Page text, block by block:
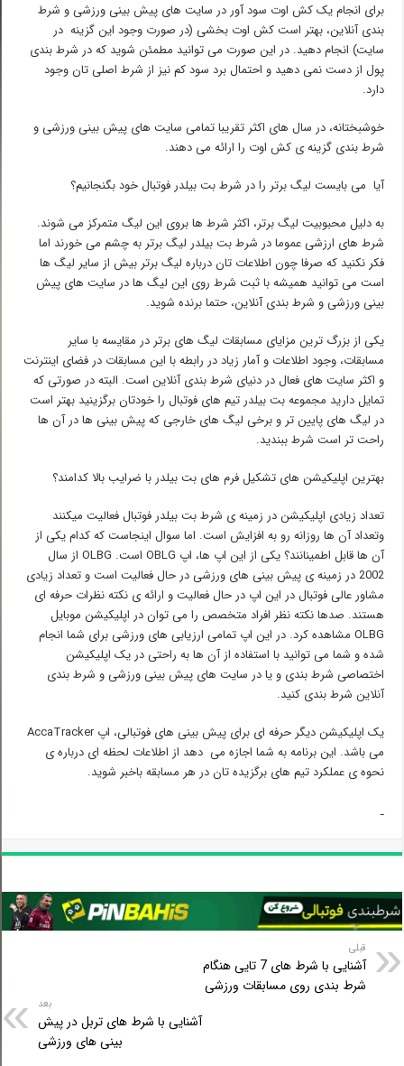
برای انجام یک کش اوت سود آور در سایت های پیش بینی ورزشی و شرط
بندی آنلاین، بهتر است کش اوت بخشی (در صورت وجود این گزینه در
سایت) انجام دهید. در این صورت می توانید مطمئن شوید که در شرط بندی
پول از دست نمی دهید و احتمال برد سود کم نیز از شرط اصلی تان وجود
دارد.
خوشبختانه، در سال های اکثر تقریبا تمامی سایت های پیش بینی ورزشی و
شرط بندی گزینه ی کش اوت را ارائه می دهند.
آیا می بایست لیگ برتر را در شرط بت بیلدر فوتبال خود بگنجانیم؟
به دلیل محبوبیت لیگ برتر، اکثر شرط ها بروی این لیگ متمرکز می شوند.
شرط های ارزشی عموما در شرط بت بیلدر لیگ برتر به چشم می خورند اما
فکر نکنید که صرفا چون اطلاعات تان درباره لیگ برتر بیش از سایر لیگ ها
است می توانید همیشه با ثبت شرط روی این لیگ ها در سایت های پیش
بینی ورزشی و شرط بندی آنلاین، حتما برنده شوید.
یکی از بزرگ ترین مزایای مسابقات لیگ های برتر در مقایسه با سایر
مسابقات، وجود اطلاعات و آمار زیاد در رابطه با این مسابقات در فضای اینترنت
و اکثر سایت های فعال در دنیای شرط بندی آنلاین است. البته در صورتی که
تمایل دارید مجموعه بت بیلدر تیم های فوتبال را خودتان برگزینید بهتر است
در لیگ های پایین تر و برخی لیگ های خارجی که پیش بینی ها در آن ها
راحت تر است شرط ببندید.
بهترین اپلیکیشن های تشکیل فرم های بت بیلدر با ضرایب بالا کدامند؟
تعداد زیادی اپلیکیشن در زمینه ی شرط بت بیلدر فوتبال فعالیت میکنند
وتعداد آن ها روزانه رو به افزایش است. اما سوال اینجاست که کدام یکی از
آن ها قابل اطمینانند؟ یکی از این اپ ها، اپ OBLG است. OLBG از سال
2002 در زمینه ی پیش بینی های ورزشی در حال فعالیت است و تعداد زیادی
مشاور عالی فوتبال در این اپ در حال فعالیت و ارائه ی نکته نظرات حرفه ای
هستند. صدها نکته نظر افراد متخصص را می توان در اپلیکیشن موبایل
OLBG مشاهده کرد. در این اپ تمامی ارزیابی های ورزشی برای شما انجام
شده و شما می توانید با استفاده از آن ها به راحتی در یک اپلیکیشن
اختصاصی شرط بندی و یا در سایت های پیش بینی ورزشی و شرط بندی
آنلاین شرط بندی کنید.
یک اپلیکیشن دیگر حرفه ای برای پیش بینی های فوتبالی، اپ AccaTracker
می باشد. این برنامه به شما اجازه می دهد از اطلاعات لحظه ای درباره ی
نحوه ی عملکرد تیم های برگزیده تان در هر مسابقه باخبر شوید.
قبلی
آشنایی با شرط های 7 تایی هنگام
شرط بندی روی مسابقات ورزشی
آشنایی با شرط های تربل در پیش
بینی های ورزشی